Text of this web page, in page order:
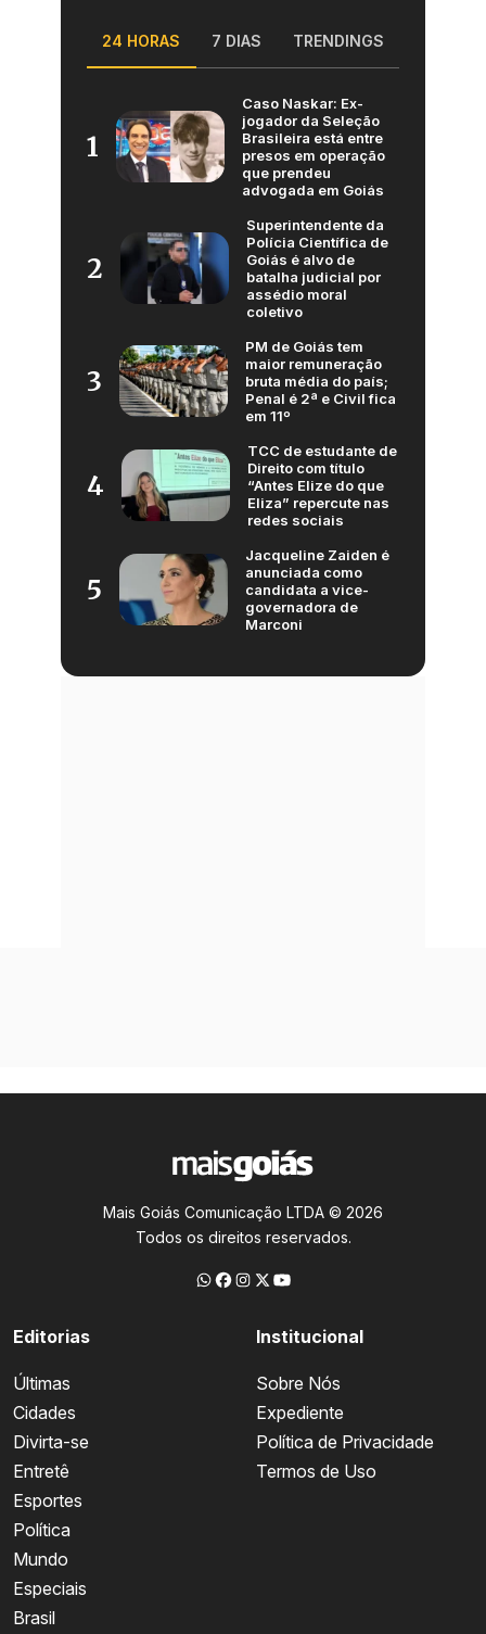
24 HORAS 7 DIAS TRENDINGS
1
Caso Naskar: Ex-
jogador da Seleção
Brasileira está entre
presos em operação
que prendeu
advogada em Goiás
2
Superintendente da
Polícia Científica de
Goiás é alvo de
batalha judicial por
assédio moral
coletivo
3
PM de Goiás tem
maior remuneração
bruta média do país;
Penal é 2ª e Civil fica
em 11º
4
TCC de estudante de
Direito com título
“Antes Elize do que
Eliza” repercute nas
redes sociais
5
Jacqueline Zaiden é
anunciada como
candidata a vice-
governadora de
Marconi
Mais Goiás Comunicação LTDA © 2026
Todos os direitos reservados.
Editorias
Últimas
Cidades
Divirta-se
Entretê
Esportes
Política
Mundo
Especiais
Brasil
Institucional
Sobre Nós
Expediente
Política de Privacidade
Termos de Uso